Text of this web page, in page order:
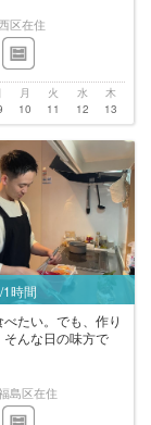
区在住
月
10
火
11
水
12
木
13
1時間
べたい。でも、作り
んな日の味方で
島区在住